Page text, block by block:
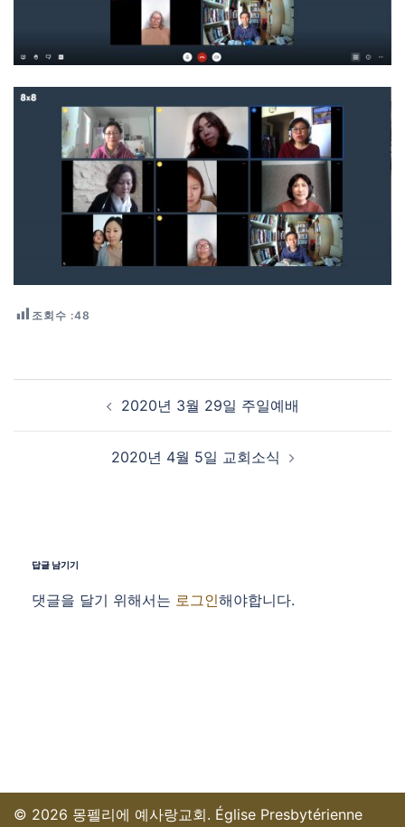
조회수 :48
Post navigation
2020년 3월 29일 주일예배
2020년 4월 5일 교회소식
답글 남기기
댓글을 달기 위해서는 로그인해야합니다.
© 2026 몽펠리에 예사랑교회. Église Presbytérienne